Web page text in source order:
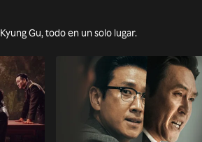
Gu, todo en un solo lugar.